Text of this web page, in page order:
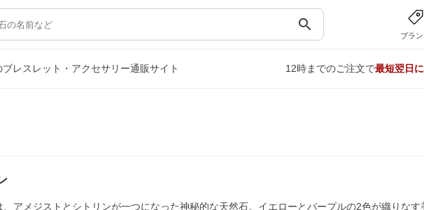
search
ブラ
レスレット・アクセサリー通販サイト 12時までのご注文で最短翌日
、アメジストとシトリンが一つになった神秘的な天然石。イエローとパープルの2色が織りな